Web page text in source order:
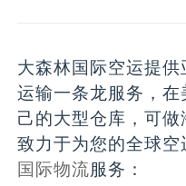
大森林国际空运提
运输一条龙服务，
己的大型仓库，可
致力于为您的全球
国际物流服务：